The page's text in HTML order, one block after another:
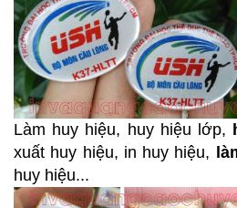
Làm huy hiệu, huy hiệu lớp,
xuất huy hiệu, in huy hiệu,
huy hiệu...